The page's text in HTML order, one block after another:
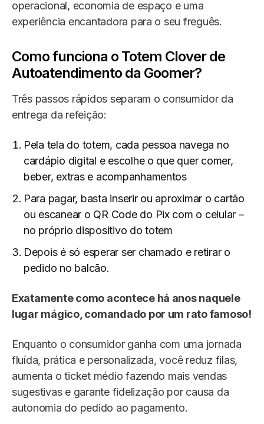
operacional, economia de espaço e uma
experiência encantadora para o seu freguês.
Como funciona o Totem Clover de
Autoatendimento da Goomer?
Três passos rápidos separam o consumidor da
entrega da refeição:
Pela tela do totem, cada pessoa navega no
cardápio digital e escolhe o que quer comer,
beber, extras e acompanhamentos
Para pagar, basta inserir ou aproximar o cartão
ou escanear o QR Code do Pix com o celular –
no próprio dispositivo do totem
Depois é só esperar ser chamado e retirar o
pedido no balcão.
Exatamente como acontece há anos naquele
lugar mágico, comandado por um rato famoso!
Enquanto o consumidor ganha com uma jornada
fluída, prática e personalizada, você reduz filas,
aumenta o ticket médio fazendo mais vendas
sugestivas e garante fidelização por causa da
autonomia do pedido ao pagamento.